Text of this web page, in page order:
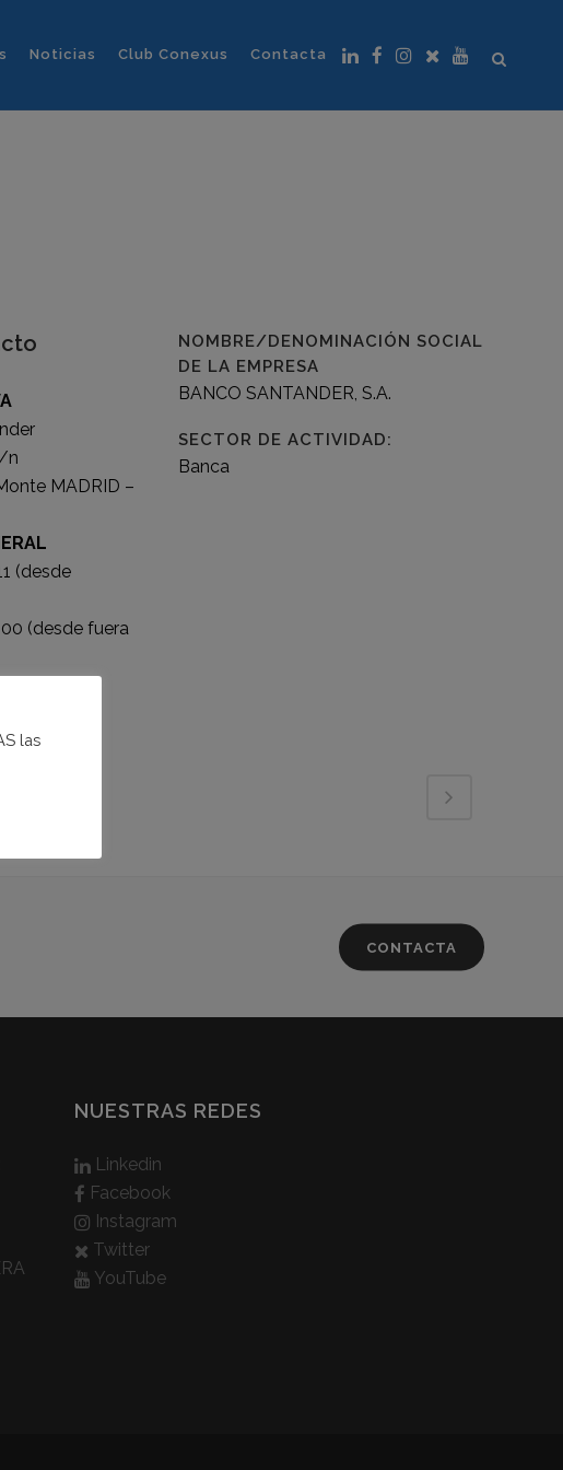
Noticias Club Conexus Contacta
n
MADRID –
(desde
(desde fuera
NOMBRE/DENOMINACIÓN SOCIAL
DE LA EMPRESA
BANCO SANTANDER, S.A.
SECTOR DE ACTIVIDAD:
Banca
CONTACTA
NUESTRAS REDES
Linkedin
Facebook
Instagram
Twitter
YouTube
las